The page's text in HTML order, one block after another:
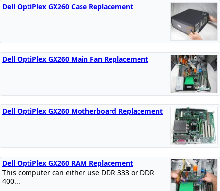
Dell OptiPlex GX260 Case Replacement
Dell OptiPlex GX260 Main Fan Replacement
Dell OptiPlex GX260 Motherboard Replacement
Dell OptiPlex GX260 RAM Replacement
This computer can either use DDR 333 or DDR
400...